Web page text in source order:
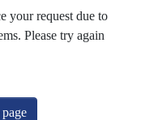
your request due to
Please try again